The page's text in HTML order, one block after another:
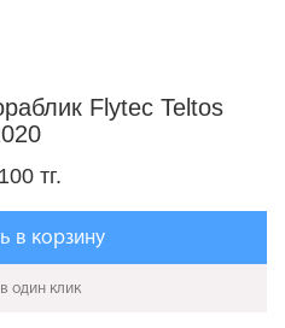
Flytec Teltos
тг.
в корзину
один клик